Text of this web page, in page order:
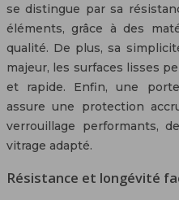
se distingue par sa
éléments, grâce à des
qualité. De plus, sa
majeur, les surfaces lisses
et rapide. Enfin, une
assure une protection
verrouillage performants,
vitrage adapté.
Résistance et longévité